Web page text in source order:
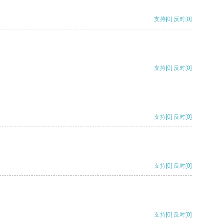
支持[0] 反对[0]
支持[0] 反对[0]
支持[0] 反对[0]
支持[0] 反对[0]
支持[0] 反对[0]